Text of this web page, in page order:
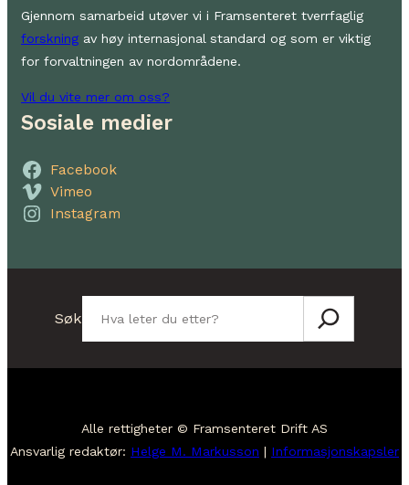
Gjennom samarbeid utøver vi i Framsenteret tverrfaglig
forskning av høy internasjonal standard og som er viktig
for forvaltningen av nordområdene.
Vil du vite mer om oss?
Sosiale medier
Facebook
Vimeo
Instagram
Søk
Alle rettigheter © Framsenteret Drift AS
Ansvarlig redaktør: Helge M. Markusson | Informasjonskapsler